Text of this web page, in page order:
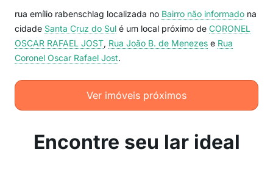
rua emílio rabenschlag localizada no Bairro não informado na
cidade Santa Cruz do Sul é um local próximo de CORONEL
OSCAR RAFAEL JOST, Rua João B. de Menezes e Rua
Coronel Oscar Rafael Jost.
Ver imóveis próximos
Encontre seu lar ideal